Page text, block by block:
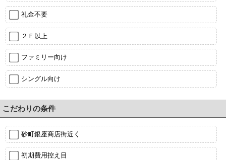
礼金不要
２Ｆ以上
ファミリー向け
シングル向け
こだわりの条件
砂町銀座商店街近く
初期費用控え目